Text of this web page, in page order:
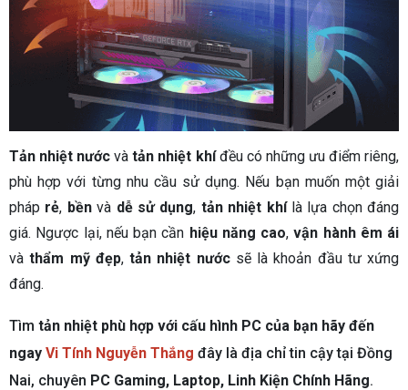
Tản nhiệt nước vàtản nhiệt khíđều có những ưu điểm riêng,
phù hợp với từng nhu cầu sử dụng. Nếu bạn muốn một giải
pháp rẻ, bềnvà dễ sử dụng, tản nhiệt khílà lựa chọn đáng
giá. Ngược lại, nếu bạn cần hiệu năng cao,vận hành êm ái
vàthẩm mỹ đẹp, tản nhiệt nướcsẽ là khoản đầu tư xứng
đáng.
Tìm tản nhiệt phù hợp với cấu hình PC của bạn hãy đến
ngay Vi Tính Nguyễn Thắng đây là địa chỉ tin cậy tại Đồng
Nai, chuyên PC Gaming, Laptop, Linh Kiện Chính Hãng.